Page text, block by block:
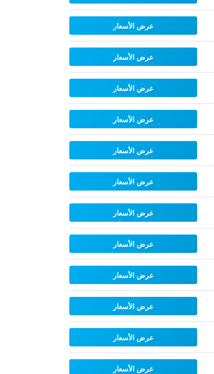
عرض الأسعار
عرض الأسعار
عرض الأسعار
عرض الأسعار
عرض الأسعار
عرض الأسعار
عرض الأسعار
عرض الأسعار
عرض الأسعار
عرض الأسعار
عرض الأسعار
عرض الأسعار